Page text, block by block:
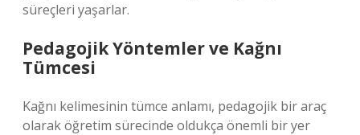
süreçleri yaşarlar.
Pedagojik Yöntemler ve Kağnı
Tümcesi
Kağnı kelimesinin tümce anlamı, pedagojik bir araç
olarak öğretim sürecinde oldukça önemli bir yer